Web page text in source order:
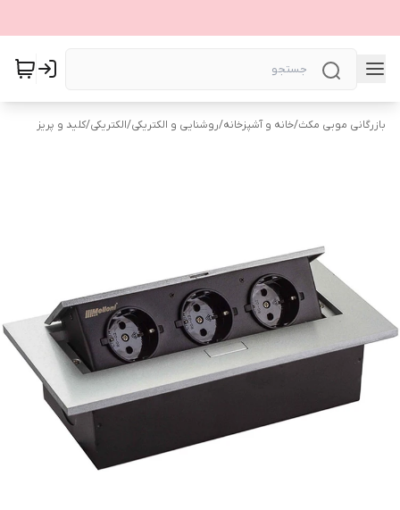
بازرگانی موبی مکث/خانه و آشپزخانه/روشنایی و الکتریکی/الکتریکی/کلید و پریز